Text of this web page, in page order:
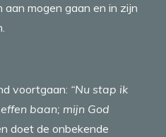
mogen gaan en in zijn
voortgaan: “Nu stap ik
baan; mijn God
doet de onbekende